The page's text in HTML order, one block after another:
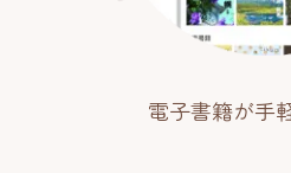
電子書籍が手